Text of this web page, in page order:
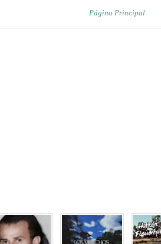
Página Principal